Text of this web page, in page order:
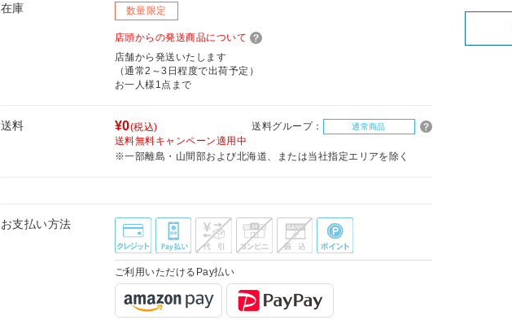
在庫 数量限定
店頭からの発送商品について
店舗から発送いたします
（通常2～3日程度で出荷予定）
お一人様1点まで
送料 ¥0(税込) 送料グループ： 通常商品
送料無料キャンペーン適用中
※一部離島・山間部および北海道、または当社指定エリアを除く
お支払い方法
ご利用いただけるPay払い